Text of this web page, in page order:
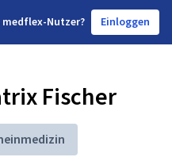
Nutzer? Einloggen
Fischer